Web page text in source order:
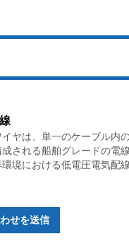
ヤは、単一のケーブル内
される船舶グレードの電
境における低電圧電気配
せを送信